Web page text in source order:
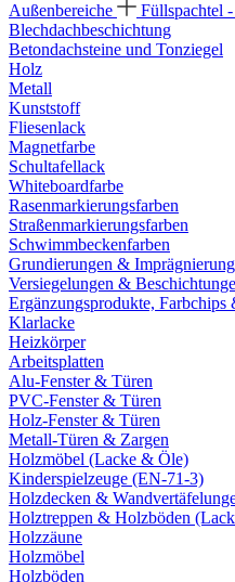
Außenbereiche
Füllspachtel
Blechdachbeschichtung
Betondachsteine und Tonziegel
Holz
Metall
Kunststoff
Fliesenlack
Magnetfarbe
Schultafellack
Whiteboardfarbe
Rasenmarkierungsfarben
Straßenmarkierungsfarben
Schwimmbeckenfarben
Grundierungen &
Versiegelungen &
Ergänzungsprodukte,
Klarlacke
Heizkörper
Arbeitsplatten
Alu-Fenster & Türen
PVC-Fenster & Türen
Holz-Fenster & Türen
Metall-Türen & Zargen
Holzmöbel (Lacke & Öle)
Kinderspielzeuge (EN-71-3)
Holzdecken &
Holztreppen & Holzböden
Holzzäune
Holzmöbel
Holzböden